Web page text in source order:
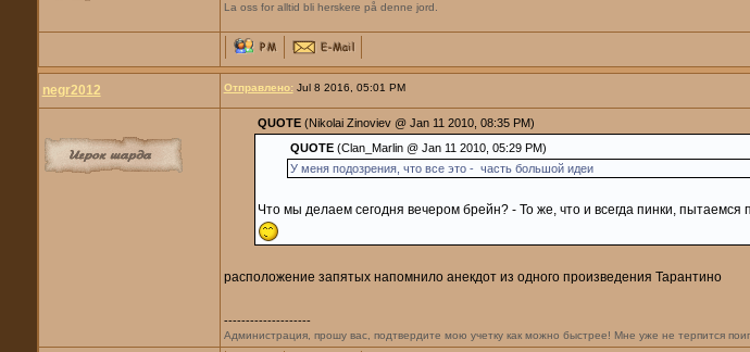
La oss for alltid bli herskere på denne jord.
negr2012 Отправлено:Jul 8 2016, 05:01 PM
QUOTE (Nikolai Zinoviev @ Jan 11 2010, 08:35 PM)
QUOTE (Clan_Marlin @ Jan 11 2010, 05:29 PM)
У меня подозрения, что все это - часть большой идеи
Что мы делаем сегодня вечером брейн? - То же, что и всегда пинки, пытаемся
расположение запятых напомнило анекдот из одного произведения Тарантино
--------------------
Администрация, прошу вас, подтвердите мою учетку как можно быстрее! Мне уже не терпится